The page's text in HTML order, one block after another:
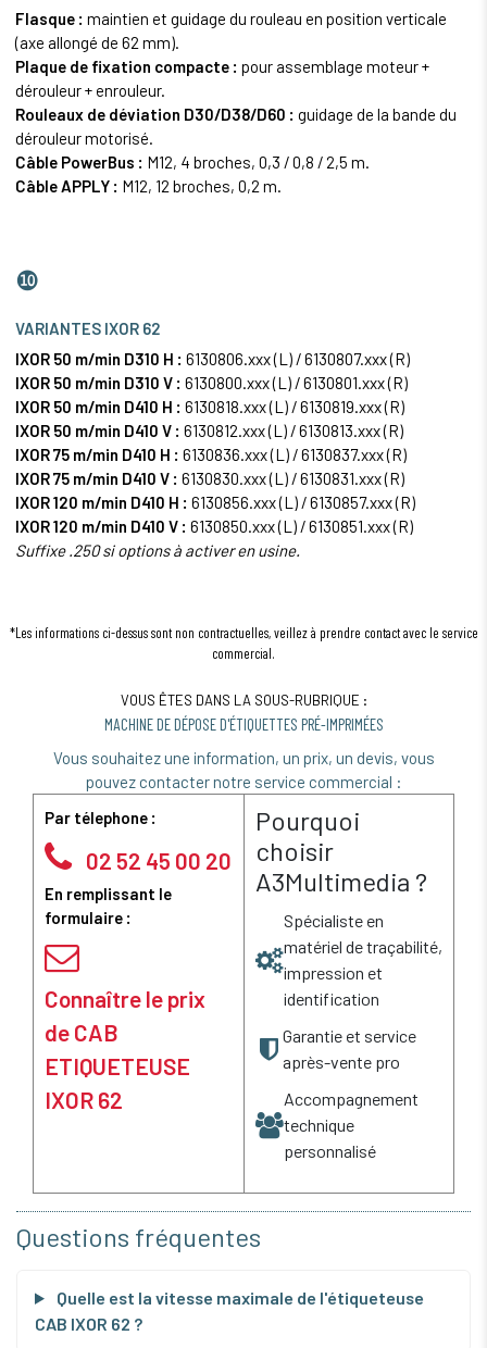
Flasque : maintien et guidage du rouleau en position verticale
(axe allongé de 62 mm).
Plaque de fixation compacte : pour assemblage moteur +
dérouleur + enrouleur.
Rouleaux de déviation D30/D38/D60 : guidage de la bande du
dérouleur motorisé.
Câble PowerBus : M12, 4 broches, 0,3 / 0,8 / 2,5 m.
Câble APPLY : M12, 12 broches, 0,2 m.
❿
VARIANTES IXOR 62
IXOR 50 m/min D310 H : 6130806.xxx (L) / 6130807.xxx (R)
IXOR 50 m/min D310 V : 6130800.xxx (L) / 6130801.xxx (R)
IXOR 50 m/min D410 H : 6130818.xxx (L) / 6130819.xxx (R)
IXOR 50 m/min D410 V : 6130812.xxx (L) / 6130813.xxx (R)
IXOR 75 m/min D410 H : 6130836.xxx (L) / 6130837.xxx (R)
IXOR 75 m/min D410 V : 6130830.xxx (L) / 6130831.xxx (R)
IXOR 120 m/min D410 H : 6130856.xxx (L) / 6130857.xxx (R)
IXOR 120 m/min D410 V : 6130850.xxx (L) / 6130851.xxx (R)
Suffixe .250 si options à activer en usine.
*Les informations ci-dessus sont non contractuelles, veillez à prendre contact avec le service
commercial.
VOUS ÊTES DANS LA SOUS-RUBRIQUE :
MACHINE DE DÉPOSE D'ÉTIQUETTES PRÉ-IMPRIMÉES
Vous souhaitez une information, un prix, un devis, vous
pouvez contacter notre service commercial :
Par télephone :
02 52 45 00 20
En remplissant le
formulaire :
Connaître le prix
de CAB
ETIQUETEUSE
IXOR 62
Pourquoi
choisir
A3Multimedia ?
Spécialiste en
matériel de traçabilité,
impression et
identification
Garantie et service
après-vente pro
Accompagnement
technique
personnalisé
Questions fréquentes
Quelle est la vitesse maximale de l'étiqueteuse
CAB IXOR 62 ?